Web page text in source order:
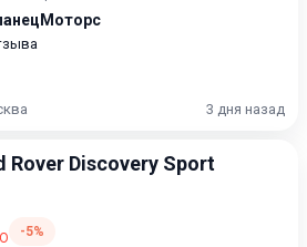
3 дня назад
Rover Discovery Sport
-5%